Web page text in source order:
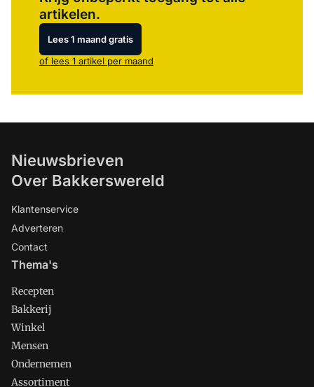
artikelen.
Lees 1 maand gratis
of lees 1 artikel per maand
Nieuwsbrieven
Over Bakkerswereld
Klantenservice
Adverteren
Contact
Thema's
Recepten
Bakkerij
Winkel
Mensen
Ondernemen
Assortiment